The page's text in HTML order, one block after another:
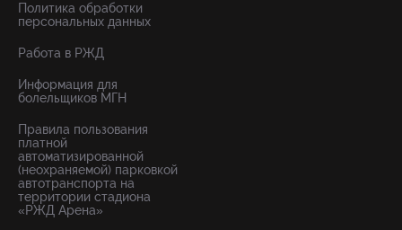
Политика обработки
персональных данных
Работа в РЖД
Информация для
болельщиков МГН
Правила пользования
платной
автоматизированной
(неохраняемой) парковкой
автотранспорта на
территории стадиона
«РЖД Арена»